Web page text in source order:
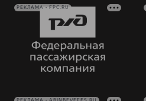
РЕКЛАМА • FPC.RU